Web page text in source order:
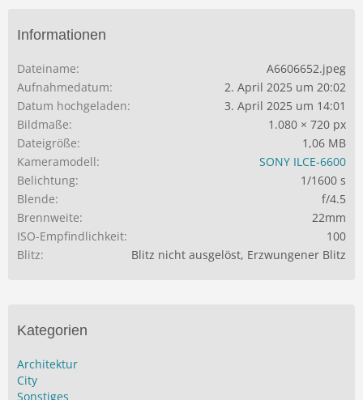
Informationen
Dateiname
A6606652.jpeg
Aufnahmedatum
2. April 2025 um 20:02
Datum hochgeladen
3. April 2025 um 14:01
Bildmaße
1.080 × 720 px
Dateigröße
1,06 MB
Kameramodell
SONY ILCE-6600
Belichtung
1/1600 s
Blende
f/4.5
Brennweite
22mm
ISO-Empfindlichkeit
100
Blitz
Blitz nicht ausgelöst, Erzwungener Blitz
Kategorien
Architektur
City
Sonstiges